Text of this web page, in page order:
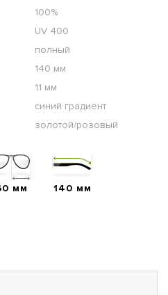
100%
UV 400
полный
140 мм
11 мм
синий градиент
золотой/розовый
мм 140 мм